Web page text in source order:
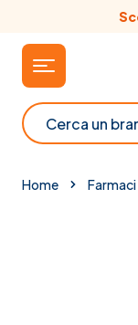
Salta al contenuto
Cerca
Home Farmaci